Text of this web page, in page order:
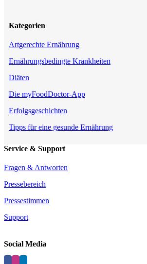
Kategorien
Artgerechte Ernährung
Ernährungsbedingte Krankheiten
Diäten
Die myFoodDoctor-App
Erfolgsgeschichten
Tipps für eine gesunde Ernährung
Service & Support
Fragen & Antworten
Pressebereich
Pressestimmen
Support
Social Media